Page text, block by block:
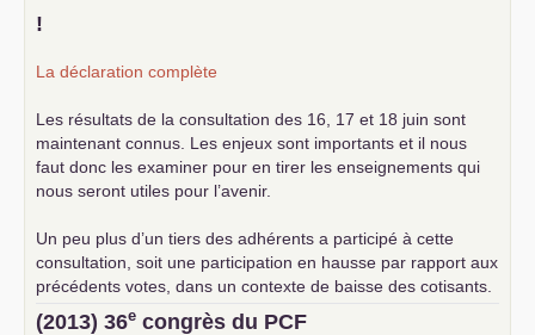
!
La déclaration complète
Les résultats de la consultation des 16, 17 et 18 juin sont
maintenant connus. Les enjeux sont importants et il nous
faut donc les examiner pour en tirer les enseignements qui
nous seront utiles pour l’avenir.
Un peu plus d’un tiers des adhérents a participé à cette
consultation, soit une participation en hausse par rapport aux
précédents votes, dans un contexte de baisse des cotisants.
... lire la suite
(2013) 36e congrès du PCF